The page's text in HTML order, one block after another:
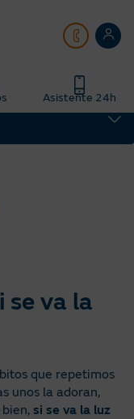
Asistente 24h
se va la
que repetimos
unos la adoran,
si se va la luz